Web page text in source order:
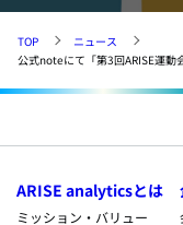
TOP
ニュース
公式noteにて「第3回ARISE運動
ARISE analyticsとは
ミッション・バリュー